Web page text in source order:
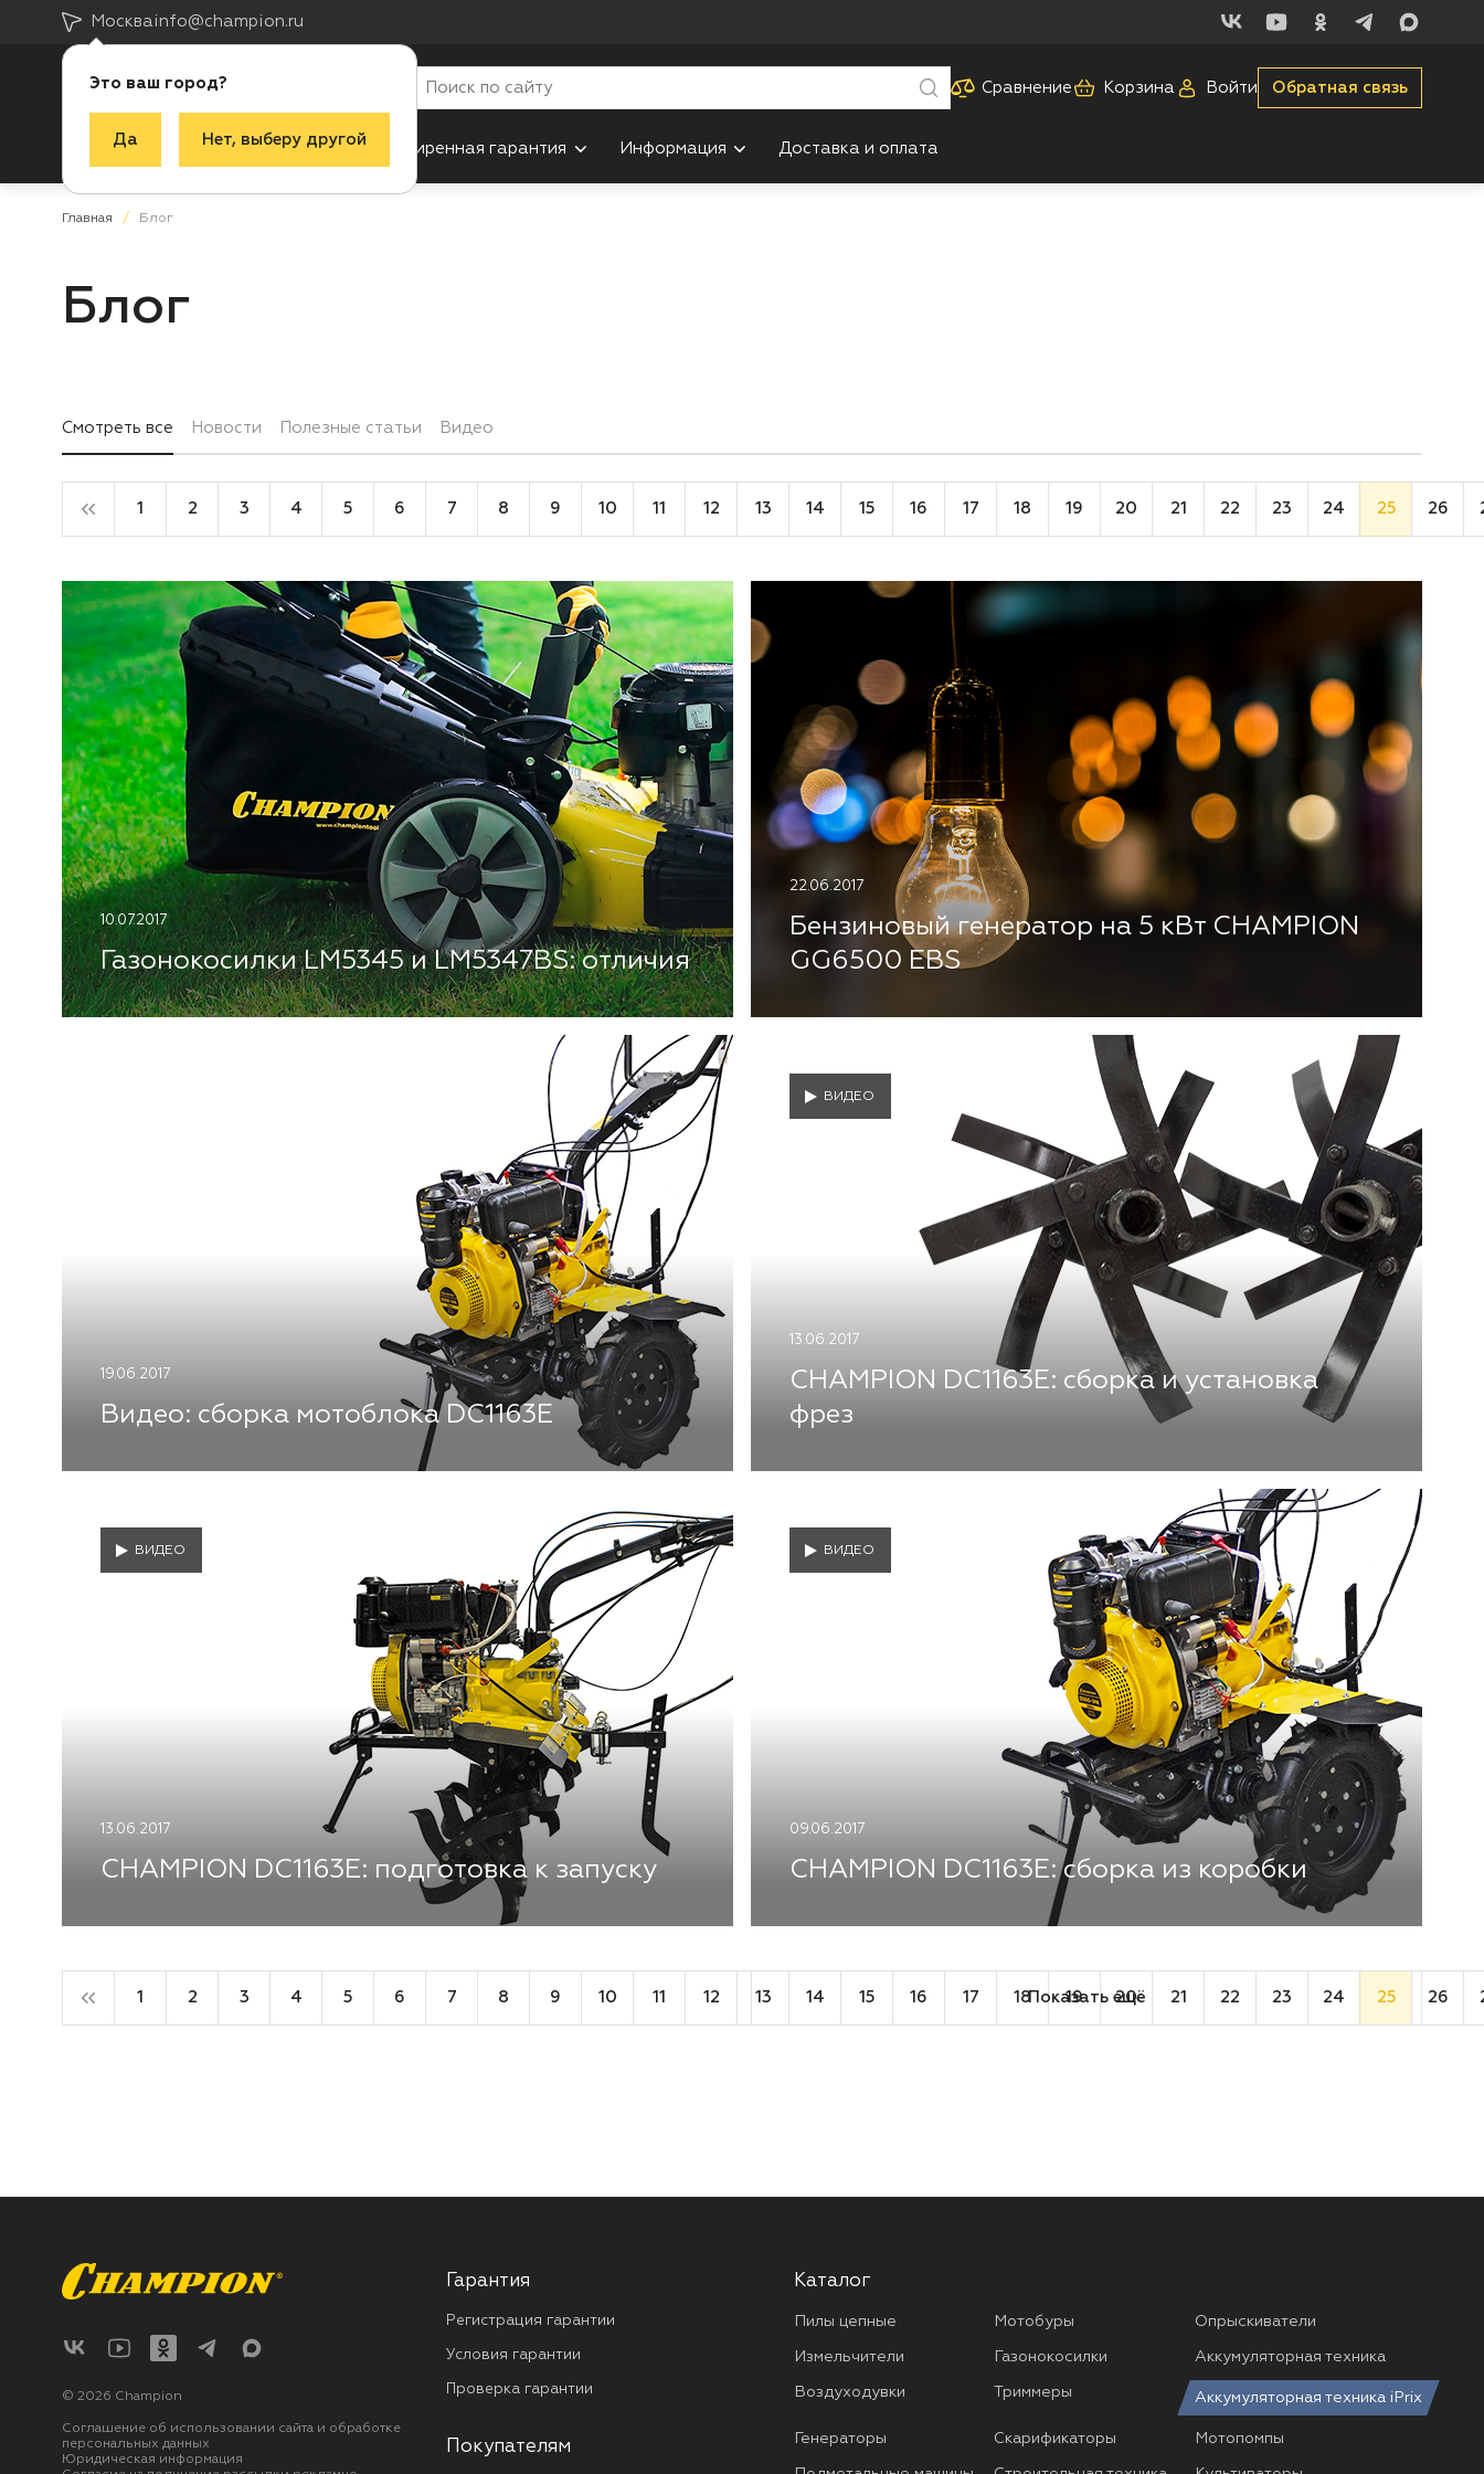
Москва
Это ваш город?
Да Нет, выберу другой
info@champion.ru
Сравнение Корзина Войти Обратная связь
Каталог Акции Новинки Расширенная гарантия Информация Доставка и оплата
Главная Блог
Блог
Смотреть все Новости Полезные статьи Видео
1 2 3 4 5 6 7 8 9 10 11 12 13 14 15 16 17 18 19 20 21 22 23 24 25 26
10.07.2017
Газонокосилки LM5345 и LM5347BS: отличия
22.06.2017
Бензиновый генератор на 5 кВт CHAMPION
GG6500 EBS
19.06.2017
Видео: сборка мотоблока DC1163E
ВИДЕО
13.06.2017
CHAMPION DC1163E: сборка и установка
фрез
ВИДЕО
13.06.2017
CHAMPION DC1163E: подготовка к запуску
ВИДЕО
09.06.2017
CHAMPION DC1163E: сборка из коробки
1 2 3 4 5 6 7 8 9 10 11 12 13 14 15 16 17 18 19 20 21 22 23 24 25 26
Показать ещё
© 2026 Champion
Соглашение об использовании сайта и обработке
персональных данных
Юридическая информация
Гарантия
Регистрация гарантии
Условия гарантии
Проверка гарантии
Покупателям
Каталог
Пилы цепные Мотобуры Опрыскиватели
Измельчители Газонокосилки Аккумуляторная техника
Воздуходувки Триммеры Аккумуляторная техника iPrix
Генераторы Скарификаторы Мотопомпы